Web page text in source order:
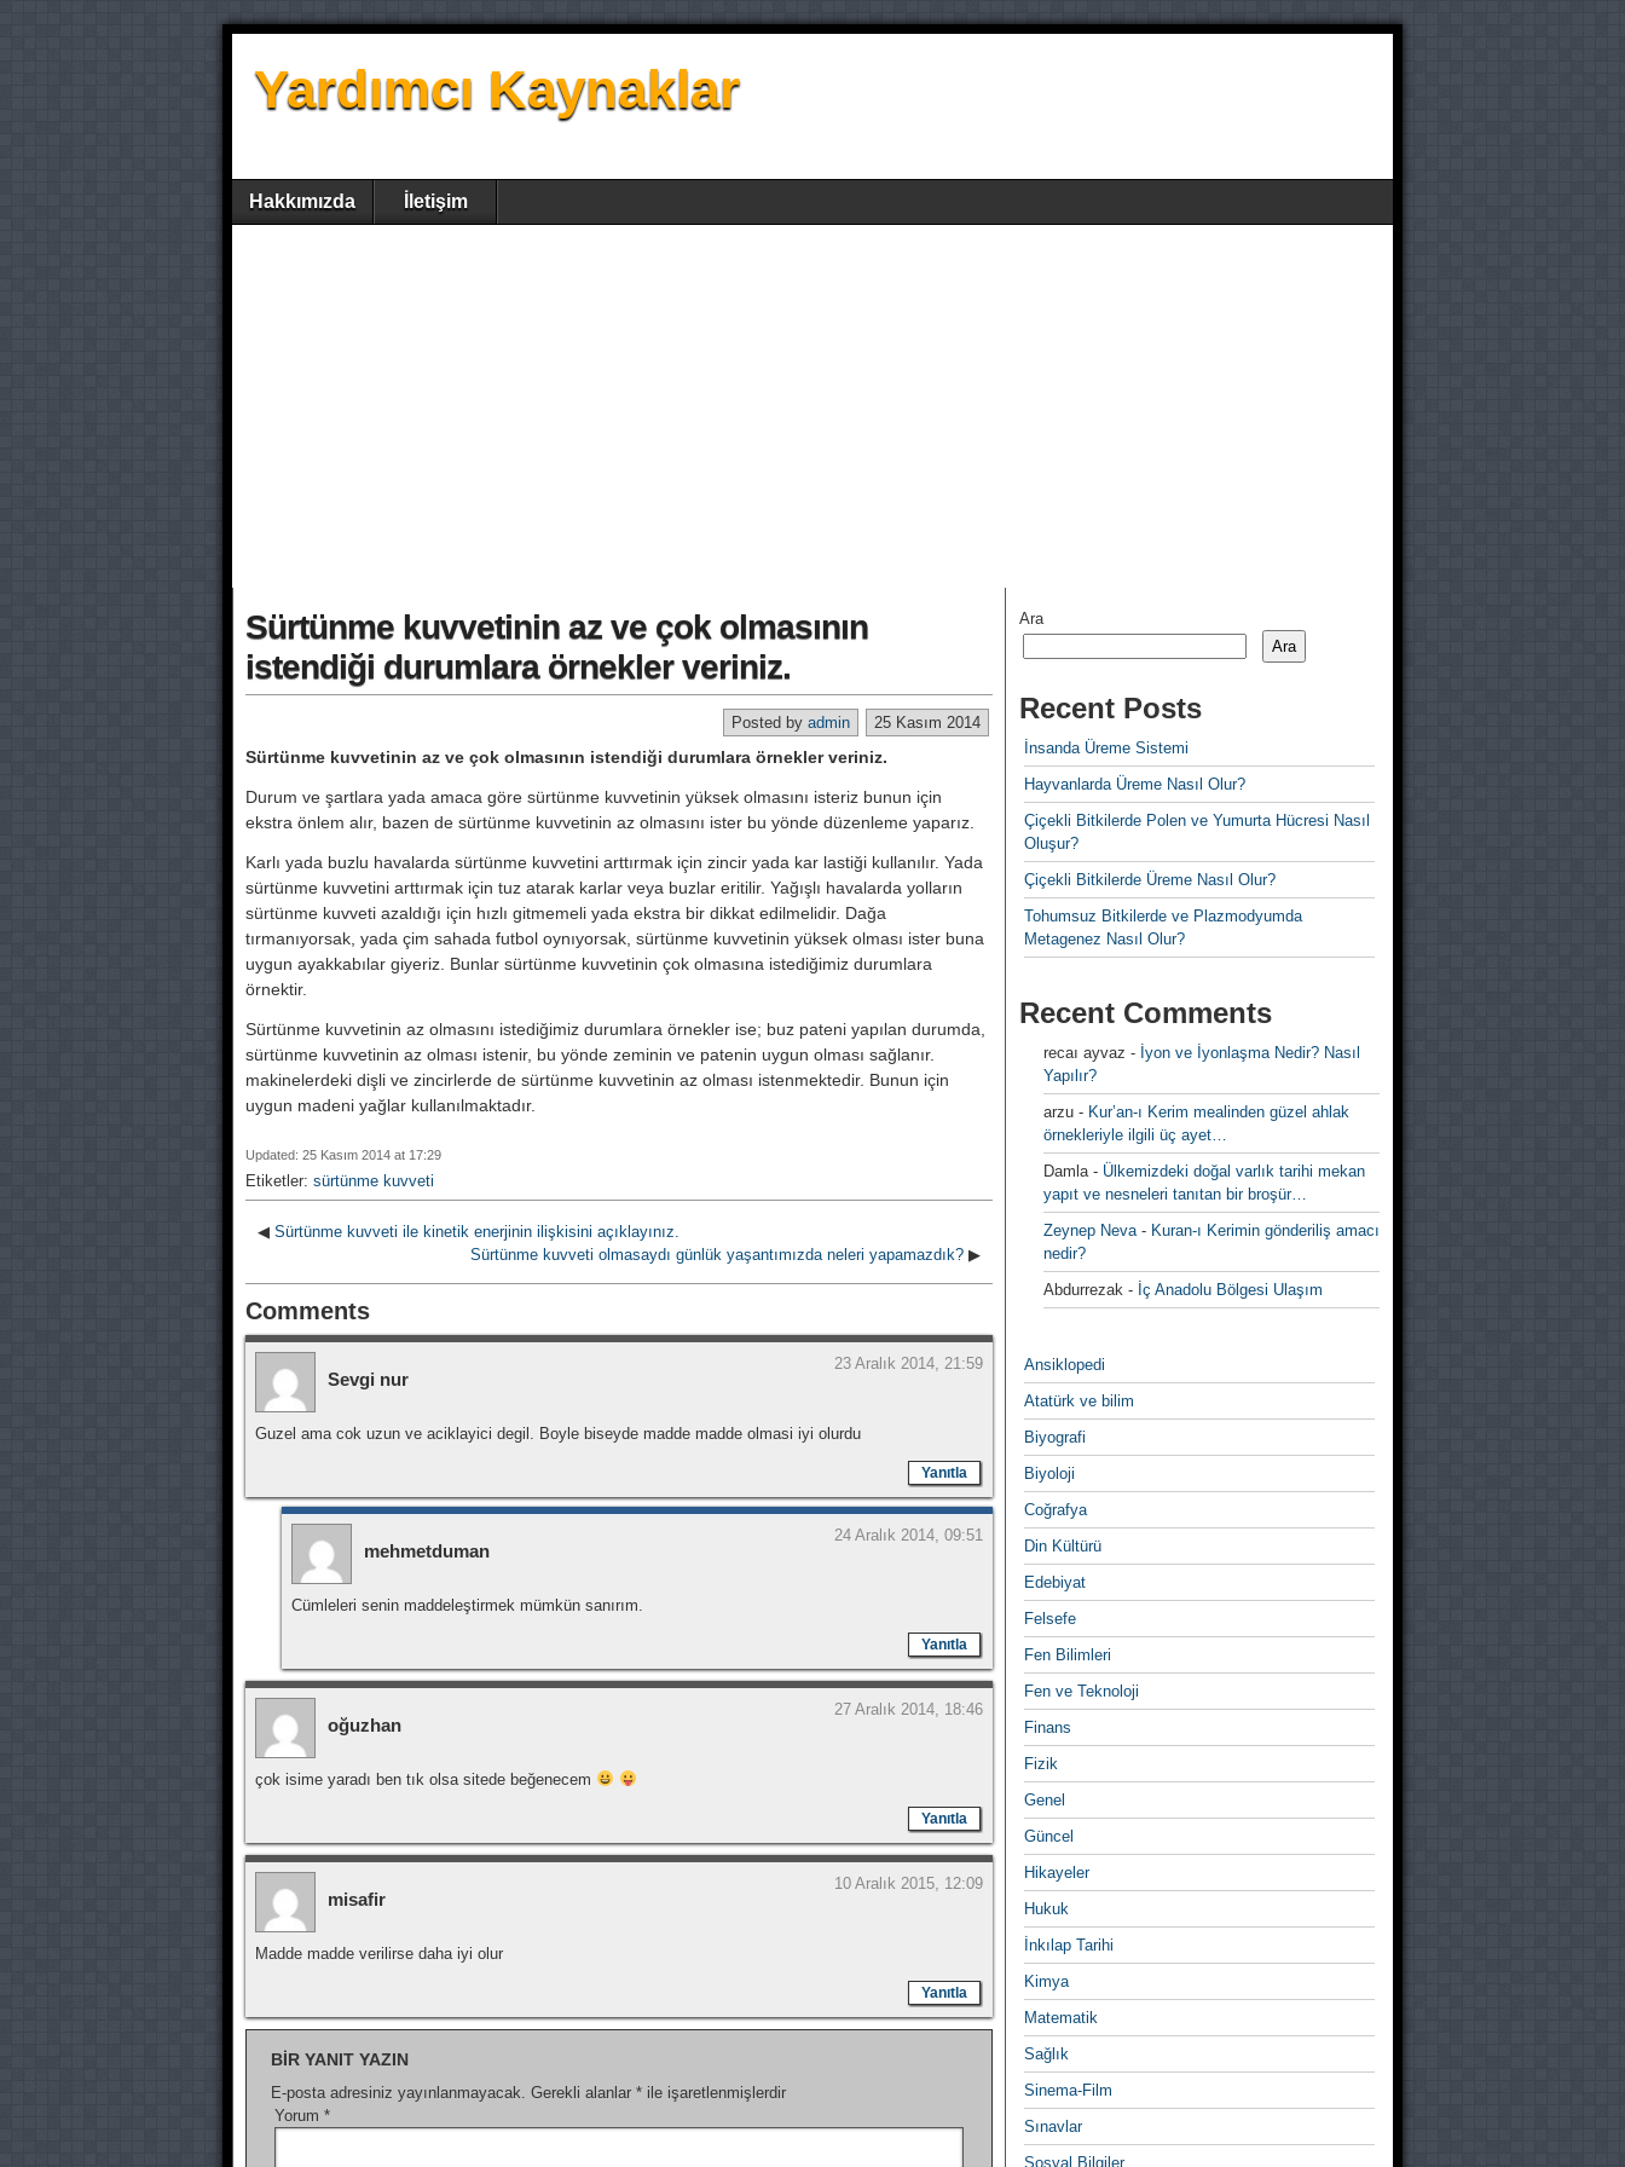
Yardımcı Kaynaklar
Hakkımızda İletişim
Sürtünme kuvvetinin az ve çok olmasının
istendiği durumlara örnekler veriniz.
25 Kasım 2014
Posted by admin
Sürtünme kuvvetinin az ve çok olmasının istendiği durumlara örnekler veriniz.
Durum ve şartlara yada amaca göre sürtünme kuvvetinin yüksek olmasını isteriz bunun için
ekstra önlem alır, bazen de sürtünme kuvvetinin az olmasını ister bu yönde düzenleme yaparız.
Karlı yada buzlu havalarda sürtünme kuvvetini arttırmak için zincir yada kar lastiği kullanılır. Yada
sürtünme kuvvetini arttırmak için tuz atarak karlar veya buzlar eritilir. Yağışlı havalarda yolların
sürtünme kuvveti azaldığı için hızlı gitmemeli yada ekstra bir dikkat edilmelidir. Dağa
tırmanıyorsak, yada çim sahada futbol oynıyorsak, sürtünme kuvvetinin yüksek olması ister buna
uygun ayakkabılar giyeriz. Bunlar sürtünme kuvvetinin çok olmasına istediğimiz durumlara
örnektir.
Sürtünme kuvvetinin az olmasını istediğimiz durumlara örnekler ise; buz pateni yapılan durumda,
sürtünme kuvvetinin az olması istenir, bu yönde zeminin ve patenin uygun olması sağlanır.
makinelerdeki dişli ve zincirlerde de sürtünme kuvvetinin az olması istenmektedir. Bunun için
uygun madeni yağlar kullanılmaktadır.
Updated: 25 Kasım 2014 at 17:29
Etiketler: sürtünme kuvveti
◀ Sürtünme kuvveti ile kinetik enerjinin ilişkisini açıklayınız.
Sürtünme kuvveti olmasaydı günlük yaşantımızda neleri yapamazdık? ▶
Comments
Sevgi nur
23 Aralık 2014, 21:59
Guzel ama cok uzun ve aciklayici degil. Boyle biseyde madde madde olmasi iyi olurdu
Yanıtla
mehmetduman
24 Aralık 2014, 09:51
Cümleleri senin maddeleştirmek mümkün sanırım.
Yanıtla
oğuzhan
27 Aralık 2014, 18:46
çok isime yaradı ben tık olsa sitede beğenecem
Yanıtla
misafir
10 Aralık 2015, 12:09
Madde madde verilirse daha iyi olur
Yanıtla
BIR YANIT YAZIN
E-posta adresiniz yayınlanmayacak. Gerekli alanlar * ile işaretlenmişlerdir
Yorum *
Ara
Ara
Recent Posts
İnsanda Üreme Sistemi
Hayvanlarda Üreme Nasıl Olur?
Çiçekli Bitkilerde Polen ve Yumurta Hücresi Nasıl
Oluşur?
Çiçekli Bitkilerde Üreme Nasıl Olur?
Tohumsuz Bitkilerde ve Plazmodyumda
Metagenez Nasıl Olur?
Recent Comments
recaı ayvaz - İyon ve İyonlaşma Nedir? Nasıl
Yapılır?
arzu - Kur’an-ı Kerim mealinden güzel ahlak
örnekleriyle ilgili üç ayet…
Damla- Ülkemizdeki doğal varlık tarihi mekan
yapıt ve nesneleri tanıtan bir broşür…
Zeynep Neva- Kuran-ı Kerimin gönderiliş amacı
nedir?
Abdurrezak - İç Anadolu Bölgesi Ulaşım
Ansiklopedi
Atatürk ve bilim
Biyografi
Biyoloji
Coğrafya
Din Kültürü
Edebiyat
Felsefe
Fen Bilimleri
Fen ve Teknoloji
Finans
Fizik
Genel
Güncel
Hikayeler
Hukuk
İnkılap Tarihi
Kimya
Matematik
Sağlık
Sinema-Film
Sınavlar
Sosyal Bilgiler